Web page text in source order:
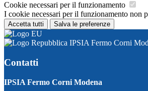
Cookie necessari per il funzionamento
I cookie necessari per il funzionamento non
Accetta tutti Salva le preferenze
IPSIA Fermo Corni
Contatti
IPSIA Fermo Corni Modena